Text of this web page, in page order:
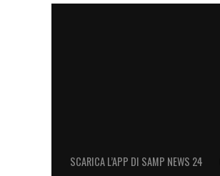
SCARICA L’APP DI SAMP NEWS 24